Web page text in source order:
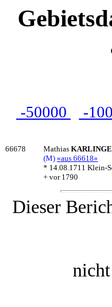
-50000 -
66678 Mathias
(M) «aus 66618»
* 14.08.1711 Klein-
+ vor 1790
Dieser